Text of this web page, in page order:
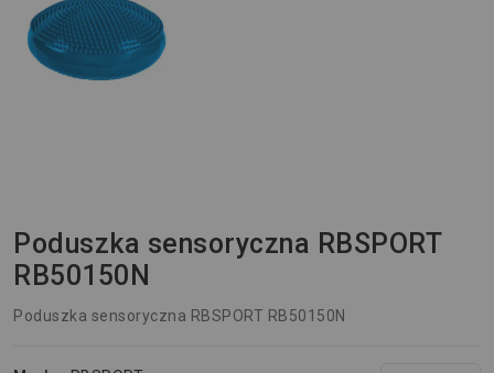
Poduszka sensoryczna RBSPORT
RB50150N
Poduszka sensoryczna RBSPORT RB50150N